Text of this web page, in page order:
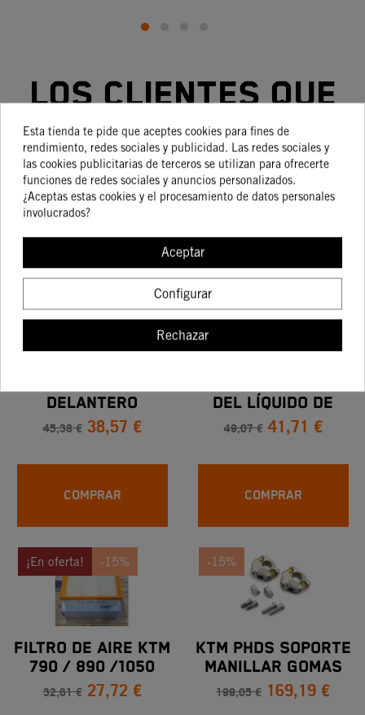
Los clientes que
adquirieron este
producto también
compraron:
DELANTERO
DERECHO BY KTM
790/ 890
ADVENTURE
45,38 € 38,57 €
COMPRAR
-15%
DEL LÍQUIDO DE
FRENOS KTM 790 /
890/ 990
49,07 € 41,71 €
COMPRAR
¡En oferta! -15%
FILTRO DE AIRE KTM
790 / 890 /1050
/1090 /1190 / 1290
ADVENTURE
32,61 € 27,72 €
-15%
KTM PHDS SOPORTE
MANILLAR GOMAS
PROGRESIVAS
ANTIVIBRACIÓN
199,05 € 169,19 €
Esta tienda te pide que aceptes cookies para fines de
rendimiento, redes sociales y publicidad. Las redes sociales y
las cookies publicitarias de terceros se utilizan para ofrecerte
funciones de redes sociales y anuncios personalizados.
¿Aceptas estas cookies y el procesamiento de datos personales
involucrados?
Aceptar
Configurar
Rechazar